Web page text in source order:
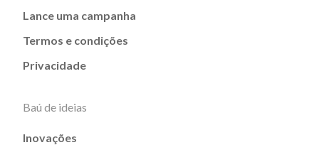
Lance uma campanha
Termos e condições
Privacidade
Baú de ideias
Inovações